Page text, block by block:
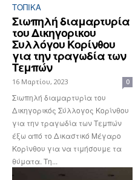
ΤΟΠΙΚΑ
Σιωπηλή διαμαρτυρία
του Δικηγορικου
Συλλόγου Κορίνθου
για την τραγωδία των
Τεμπών
16 Μαρτίου, 2023 0
Σιωπηλή διαμαρτυρία του
Δικηγορικός Σύλλογος Κορίνθου
για την τραγωδία των Τεμπών
έξω από το Δικαστικό Μέγαρο
Κορίνθου για να τιμήσουμε τα
θύματα. Τη...